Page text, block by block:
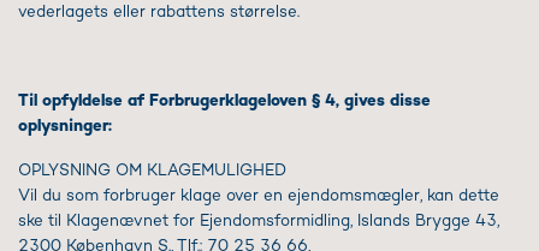
vederlagets eller rabattens størrelse.
Til opfyldelse af Forbrugerklageloven § 4, gives disse
oplysninger:
OPLYSNING OM KLAGEMULIGHED
Vil du som forbruger klage over en ejendomsmægler, kan dette
ske til Klagenævnet for Ejendomsformidling, Islands Brygge 43,
2300 København S., Tlf.: 70 25 36 66,